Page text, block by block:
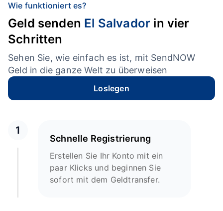
Wie funktioniert es?
Geld senden El Salvador in vier
Schritten
Sehen Sie, wie einfach es ist, mit SendNOW
Geld in die ganze Welt zu überweisen
Loslegen
1
Schnelle Registrierung
Erstellen Sie Ihr Konto mit ein
paar Klicks und beginnen Sie
sofort mit dem Geldtransfer.